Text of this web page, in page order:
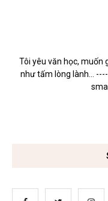
Tôi yêu văn học, muốn
như tấm lòng lành...